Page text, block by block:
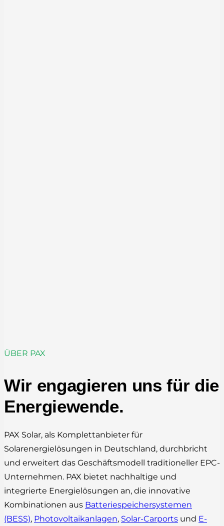
ÜBER PAX
Wir engagieren uns für die
Energiewende.
PAX Solar, als Komplettanbieter für
Solarenergielösungen in Deutschland, durchbricht
und erweitert das Geschäftsmodell traditioneller EPC-
Unternehmen. PAX bietet nachhaltige und
integrierte Energielösungen an, die innovative
Kombinationen aus Batteriespeichersystemen
(BESS), Photovoltaikanlagen, Solar-Carports und E-